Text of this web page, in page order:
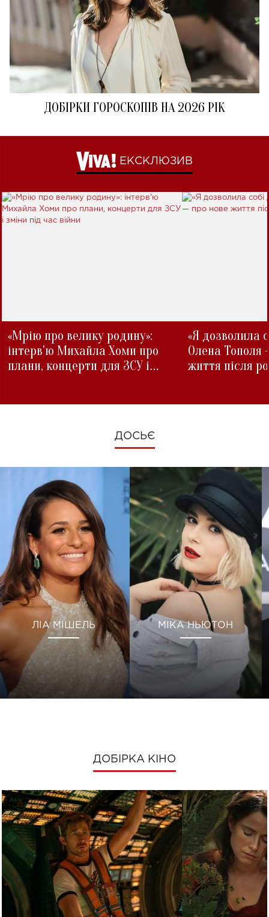
ДОБІРКИ ГОРОСКОПІВ НА 2026 РІК
ЕКСКЛЮЗИВ
«Мрію про велику родину»:
інтерв'ю Михайла Хоми про
плани, концерти для ЗСУ і
«Я дозволила
Олена Тополя
життя після
ДОСЬЄ
ЛІА МІШЕЛЬ МІКА НЬЮТОН
ДОБІРКА КІНО